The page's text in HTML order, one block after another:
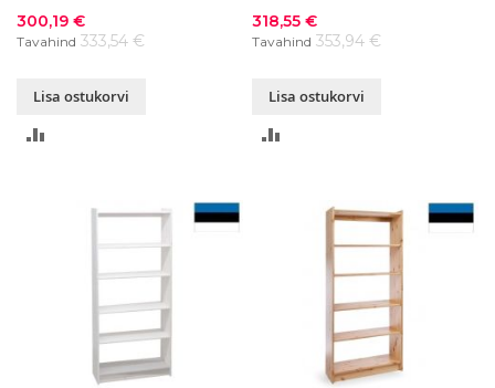
Soodushind
300,19 €
Tavahind 333,54 €
Lisa ostukorvi
Soodushind
318,55 €
Tavahind 353,94 €
Lisa ostukorvi